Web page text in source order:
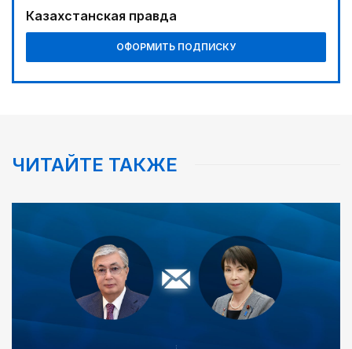
Казахстанская правда
ОФОРМИТЬ ПОДПИСКУ
ЧИТАЙТЕ ТАКЖЕ